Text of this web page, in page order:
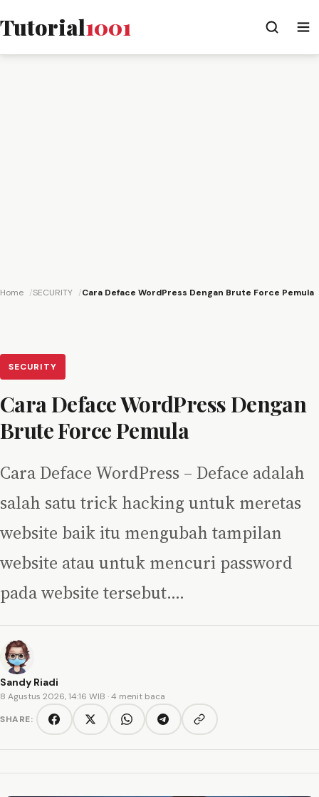
Tutorial1001
Home SECURITY Cara Deface WordPress Dengan Brute Force Pemula
SECURITY
Cara Deface WordPress Dengan
Brute Force Pemula
Cara Deface WordPress – Deface adalah
salah satu trick hacking untuk meretas
website baik itu mengubah tampilan
website atau untuk mencuri password
pada website tersebut.…
Sandy Riadi
8 Agustus 2026, 14:16 WIB · 4 menit baca
SHARE:
FacebookTwitter/XWhatsAppTelegramCopy link